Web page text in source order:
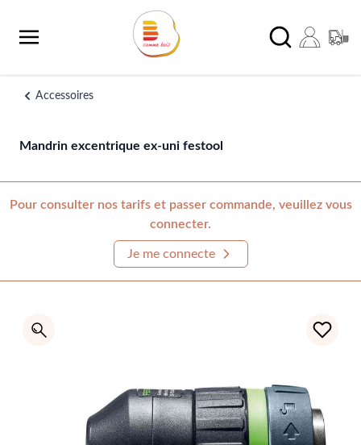
Chercher
Accessoires
Mandrin excentrique ex-uni festool
Pour consulter nos tarifs et passer commande, veuillez vous
connecter.
Je me connecte